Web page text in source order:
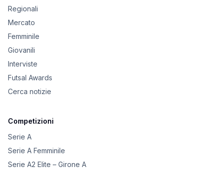
Regionali
Mercato
Femminile
Giovanili
Interviste
Futsal Awards
Cerca notizie
Competizioni
Serie A
Serie A Femminile
Serie A2 Elite – Girone A